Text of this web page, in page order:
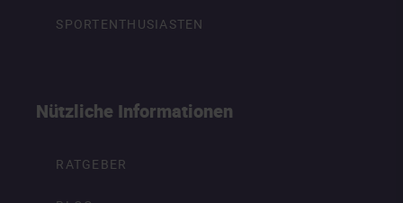
SPORTENTHUSIASTEN
Nützliche Informationen
RATGEBER